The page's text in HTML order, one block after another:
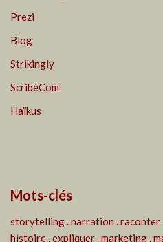
Prezi
Blog
Strikingly
ScribéCom
Haïkus
Mots-clés
storytelling . narration . raconter
histoire . expliquer . marketing .